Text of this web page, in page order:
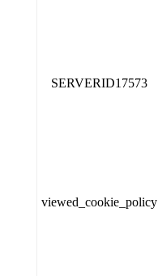
SERVERID17573
viewed_cookie_policy